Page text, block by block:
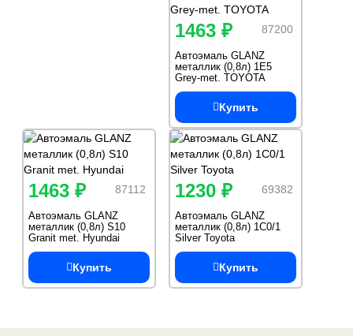
87200
1463 ₽
Автоэмаль GLANZ
металлик (0,8л) 1E5
Grey-met. TOYOTA
Купить
87112
1463 ₽
Автоэмаль GLANZ
металлик (0,8л) S10
Granit met. Hyundai
Купить
69382
1230 ₽
Автоэмаль GLANZ
металлик (0,8л) 1C0/1
Silver Toyota
Купить